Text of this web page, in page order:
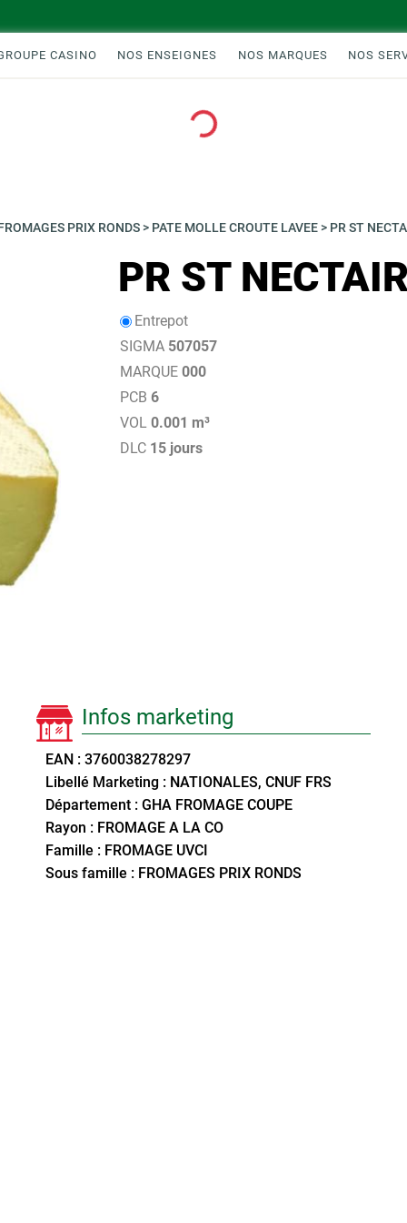
CASINO NOS ENSEIGNES NOS MARQUES NOS
Loading...
PRIX RONDS> PATE MOLLE CROUTE LAVEE> PR ST
PR ST
Entrepot
SIGMA 507057
MARQUE 000
PCB 6
VOL 0.001 m³
DLC 15 jours
Infos marketing
EAN : 3760038278297
Libellé Marketing : NATIONALES, CNUF FRS
Département : GHA FROMAGE COUPE
Rayon : FROMAGE A LA CO
Famille : FROMAGE UVCI
Sous famille : FROMAGES PRIX RONDS